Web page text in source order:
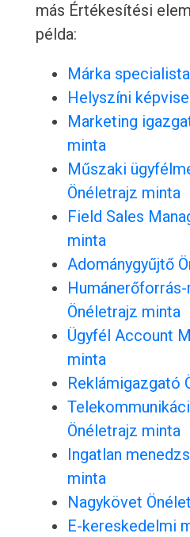
más Értékesítési
példa:
Márka
Helyszíni
Marketing
minta
Műszaki
Önéletrajz minta
Field Sales
minta
Adománygyűjtő
Önéletrajz minta
Ügyfél Account
minta
Reklámigazgató
Önéletrajz minta
Ingatlan
minta
Nagykövet
E-kereskedelmi